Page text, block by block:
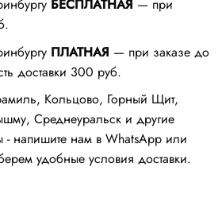
БЕСПЛАТНАЯ — при
ПЛАТНАЯ — при заказе до
доставки 300 руб.
Кольцово, Горный Щит,
Среднеуральск и другие
- напишите нам в WhatsApp или
удобные условия доставки.